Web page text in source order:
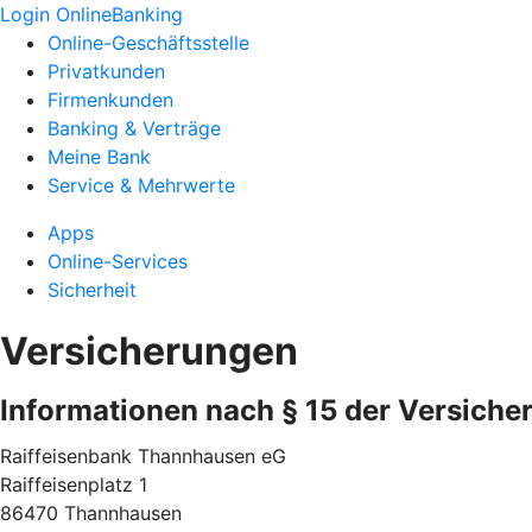
Login OnlineBanking
Online-Geschäftsstelle
Privatkunden
Firmenkunden
Banking & Verträge
Meine Bank
Service & Mehrwerte
Apps
Online-Services
Sicherheit
Versicherungen
Informationen nach § 15 der
Raiffeisenbank Thannhausen eG
Raiffeisenplatz 1
86470 Thannhausen